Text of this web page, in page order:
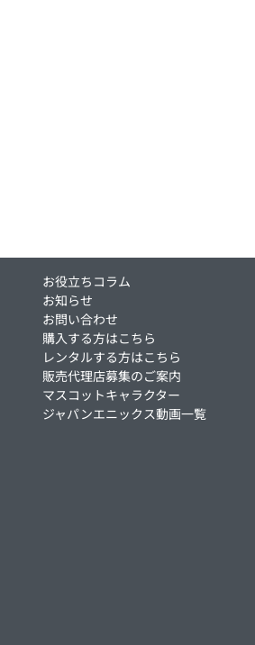
お役立ちコラム
お知らせ
お問い合わせ
購入する方はこちら
レンタルする方はこちら
販売代理店募集のご案内
マスコットキャラクター
ジャパンエニックス動画一覧